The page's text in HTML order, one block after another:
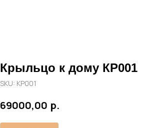
Крыльцо к дому КР001
SKU: КР001
69000,00 р.